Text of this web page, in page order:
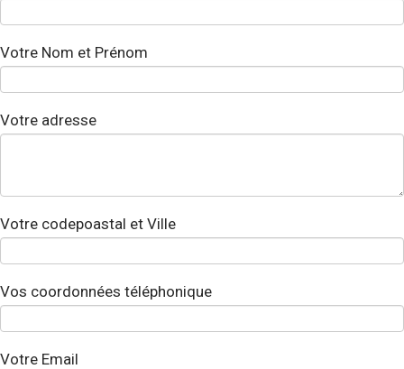
Votre Nom et Prénom
Votre adresse
Votre codepoastal et Ville
Vos coordonnées téléphonique
Votre Email